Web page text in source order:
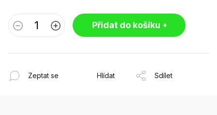
Přidat do košíku
Zeptat se Hlídat Sdílet